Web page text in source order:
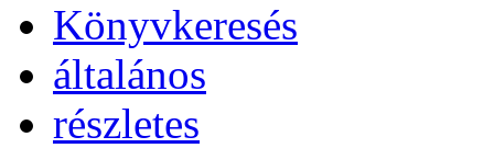
Könyvkeresés
általános
részletes